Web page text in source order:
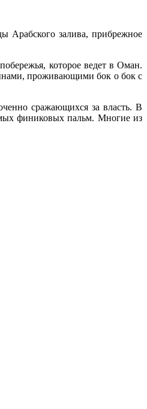
Арабского залива, прибрежное
которое ведет в Оман.
проживающими бок о бок с
сражающихся за власть. В
финиковых пальм. Многие из